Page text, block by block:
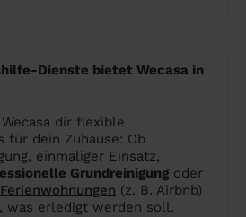
Dienste bietet Wecasa in
dir flexible
für dein Zuhause: Ob
einmaliger Einsatz,
Grundreinigung oder
Ferienwohnungen (z. B. Airbnb)
was erledigt werden soll.